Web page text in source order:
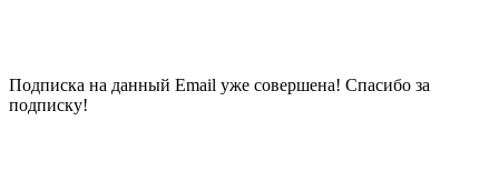
Подписка на данный Email уже совершена! Спасибо за
подписку!